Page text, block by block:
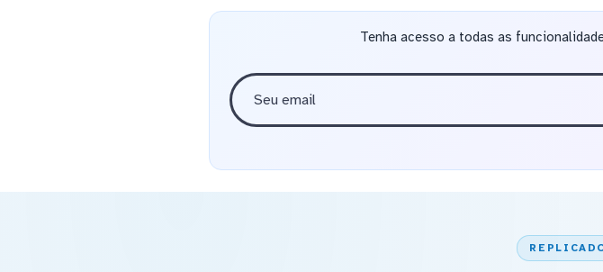
Tenha acesso a todas as